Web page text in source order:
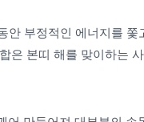
부정적인 에너지를
은 본띠 해를 맞이하는